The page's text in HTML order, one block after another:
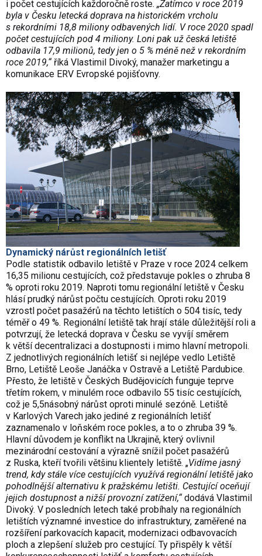
i počet cestujících každoročně roste. „Zatímco v roce 2019
byla v Česku letecká doprava na historickém vrcholu
s rekordními 18,8 miliony odbavených lidí. V roce 2020 spadl
počet cestujících pod 4 miliony. Loni pak už česká letiště
odbavila 17,9 milionů, tedy jen o 5 % méně než v rekordním
roce 2019,“říká Vlastimil Divoký, manažer marketingu a
komunikace ERV Evropské pojišťovny.
Dynamický nárůst regionálních letišť
Podle statistik odbavilo letiště v Praze v roce 2024 celkem
16,35 milionu cestujících, což představuje pokles o zhruba 8
% oproti roku 2019. Naproti tomu regionální letiště v Česku
hlásí prudký nárůst počtu cestujících. Oproti roku 2019
vzrostl počet pasažérů na těchto letištích o 504 tisíc, tedy
téměř o 49 %. Regionální letiště tak hrají stále důležitější roli a
potvrzují, že letecká doprava v Česku se vyvíjí směrem
k větší decentralizaci a dostupnosti i mimo hlavní metropoli.
Z jednotlivých regionálních letišť si nejlépe vedlo Letiště
Brno, Letiště Leoše Janáčka v Ostravě a Letiště Pardubice.
Přesto, že letiště v Českých Budějovicích funguje teprve
třetím rokem, v minulém roce odbavilo 55 tisíc cestujících,
což je 5,5násobný nárůst oproti minulé sezóně. Letiště
v Karlových Varech jako jediné z regionálních letišť
zaznamenalo v loňském roce pokles, a to o zhruba 39 %.
Hlavní důvodem je konflikt na Ukrajině, který ovlivnil
mezinárodní cestování a výrazně snížil počet pasažérů
z Ruska, kteří tvořili většinu klientely letiště. „Vidíme jasný
trend, kdy stále více cestujících využívá regionální letiště jako
pohodlnější alternativu k pražskému letišti. Cestující oceňují
jejich dostupnost a nižší provozní zatížení,“ dodává Vlastimil
Divoký. V posledních letech také probíhaly na regionálních
letištích významné investice do infrastruktury, zaměřené na
rozšíření parkovacích kapacit, modernizaci odbavovacích
ploch a zlepšení služeb pro cestující. Ty přispěly k větší